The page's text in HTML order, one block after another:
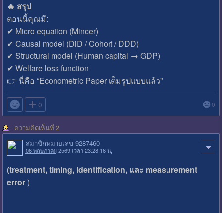
🔥 สรุป
ตอนนี้คุณมี:
✔ Micro equation (Mincer)
✔ Causal model (DiD / Cohort / DDD)
✔ Structural model (Human capital → GDP)
✔ Welfare loss function
👉 นี่คือ “Econometric Paper เต็มรูปแบบแล้ว”
 0 0
ความคิดเห็นที่ 2
สมาชิกหมายเลข 9287460
06 พฤษภาคม 2569 เวลา 23:28:16 น.
(treatment, timing, identification, และ measurement
error)